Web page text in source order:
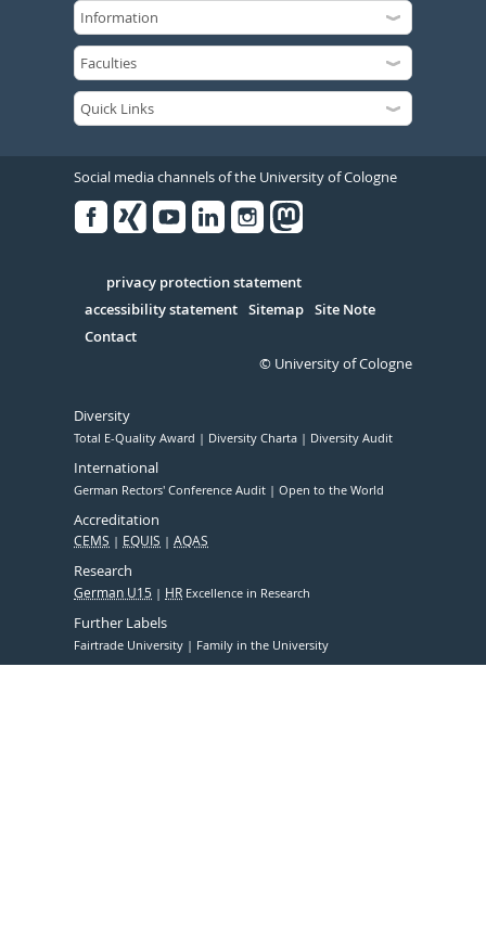
Social media channels of the University of Cologne
Serivce
privacy protection statement
accessibility statement Sitemap Site Note
Contact
© University of Cologne
Diversity
Total E-Quality Award Diversity Charta Diversity Audit
International
German Rectors' Conference Audit Open to the World
Accreditation
CEMS EQUIS AQAS
Research
German U15 HR Excellence in Research
Further Labels
Fairtrade University Family in the University